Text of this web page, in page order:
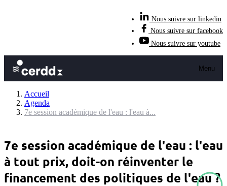
Nous suivre sur linkedin
Nous suivre sur facebook
Nous suivre sur youtube
Menu
Accueil
Agenda
7e session académique de l'eau : l'eau à...
7e session académique de l'eau : l'eau
à tout prix, doit-on réinventer le
financement des politiques de l'eau ?